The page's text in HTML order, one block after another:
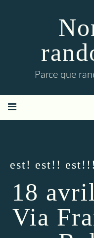
Parce que
est! est!! est!!!
18
Via